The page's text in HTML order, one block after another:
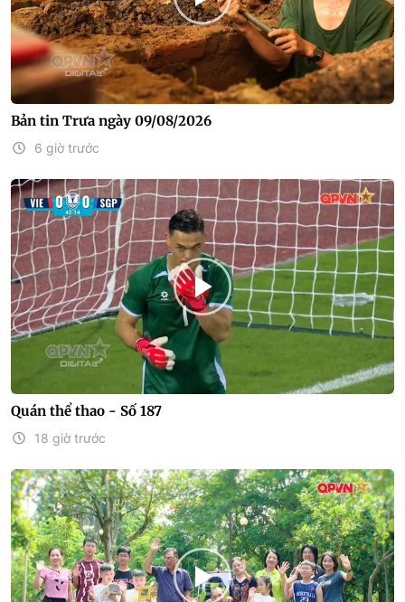
Bản tin Trưa ngày 09/08/2026
6 giờ trước
Quán thể thao - Số 187
18 giờ trước